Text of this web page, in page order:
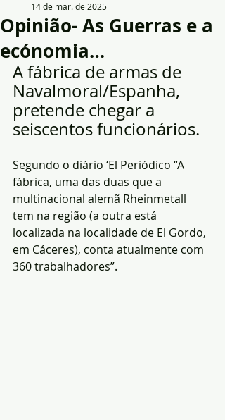
Opinião- As Guerras e a
ecónomia…
14 de mar. de 2025
A fábrica de armas de
Navalmoral/Espanha,
pretende chegar a
seiscentos funcionários.
Segundo o diário ‘El Periódico “A
fábrica, uma das duas que a
multinacional alemã Rheinmetall
tem na região (a outra está
localizada na localidade de El Gordo,
em Cáceres), conta atualmente com
360 trabalhadores”.